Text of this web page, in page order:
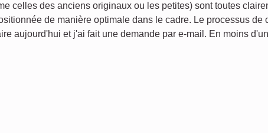
celles des anciens originaux ou les petites) sont toutes
de manière optimale dans le cadre. Le processus de
aujourd'hui et j'ai fait une demande par e-mail. En moins